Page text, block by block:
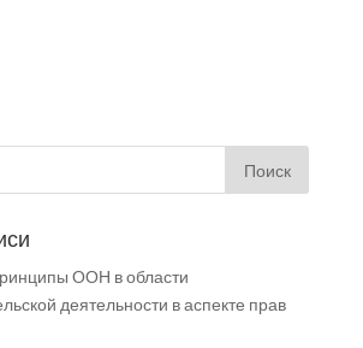
ООН в области
деятельности в аспекте прав